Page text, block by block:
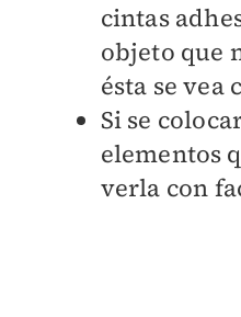
cintas
objeto que
ésta se vea
Si se
elementos
verla con